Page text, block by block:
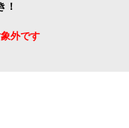
！
外です